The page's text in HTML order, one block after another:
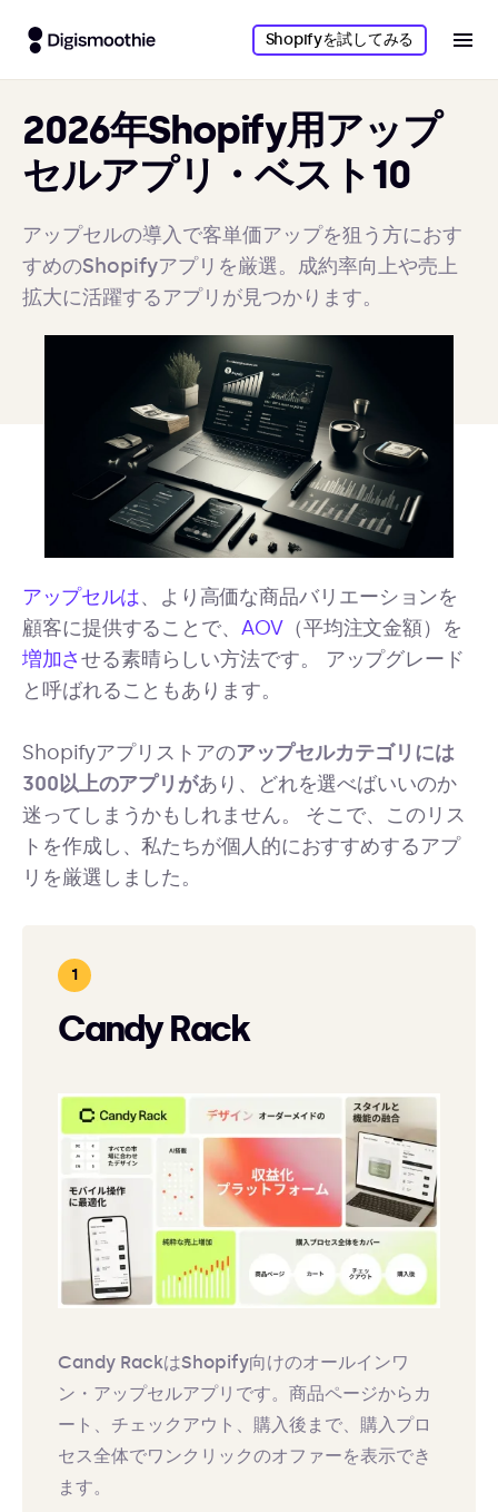
Shopifyを試してみる
2026年Shopify用アップ
セルアプリ・ベスト10
アップセルの導入で客単価アップを狙う方におす
すめのShopifyアプリを厳選。成約率向上や売上
拡大に活躍するアプリが見つかります。
アップセルは、より高価な商品バリエーションを
顧客に提供することで、 AOV（平均注文金額）を
増加させる素晴らしい方法です。 アップグレード
と呼ばれることもあります。
Shopifyアプリストアのアップセルカテゴリには
300以上のアプリがあり、どれを選べばいいのか
迷ってしまうかもしれません。 そこで、このリス
トを作成し、私たちが個人的におすすめするアプ
リを厳選しました。
Candy Rack
Candy RackはShopify向けのオールインワ
ン・アップセルアプリです。商品ページからカ
ート、チェックアウト、購入後まで、購入プロ
セス全体でワンクリックのオファーを表示でき
ます。